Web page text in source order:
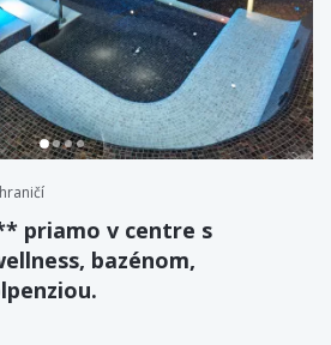
priamo v centre s
bazénom,